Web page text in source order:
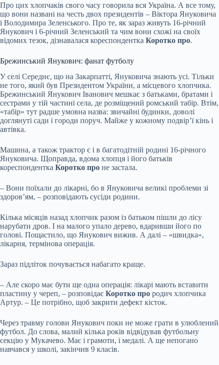
Про цих хлопчаків свого часу говорила вся Україна. А все тому,
що вони названі на честь двох президентів – Віктора Януковича
і Володимира Зеленського. Про те, як зараз живуть 16-річний
Янукович і 6-річний Зеленський та чим вони схожі на своїх
відомих тезок, дізнавалася кореспондентка Коротко про.
Брежинський Янукович: фанат футболу
У селі Середнє, що на Закарпатті, Януковича знають усі. Тільки
не того, який був Президентом України, а місцевого хлопчика.
Брежинський Янукович Іванович мешкає з батьками, братами і
сестрами у тій частині села, де розміщений ромський табір. Втім,
«табір» тут радше умовна назва: звичайні будинки, доволі
доглянуті сади і городи поруч. Майже у кожному подвір’ї кінь і
автівка.
Машина, а також трактор є і в багатодітній родині 16-річного
Януковича. Щоправда, вдома хлопця і його батьків
кореспондентка Коротко про не застала.
– Вони поїхали до лікарні, бо в Януковича великі проблеми зі
здоров’ям, – розповідають сусіди родини.
Кілька місяців назад хлопчик разом із батьком пішли до лісу
нарубати дров. І на малого упало дерево, вдаривши його по
голові. Пощастило, що Янукович вижив. А далі – «швидка»,
лікарня, термінова операція.
Зараз підліток почувається набагато краще.
– Але скоро має бути ще одна операція: лікарі мають вставити
пластину у череп, – розповідає Коротко про родич хлопчика
Артур. – Це потрібно, щоб закрити дефект кісток.
Через травму голови Янукович поки не може грати в улюблений
футбол. До слова, малий кілька років відвідував футбольну
секцію у Мукачево. Має і грамоти, і медалі. А ще непогано
навчався у школі, закінчив 9 класів.